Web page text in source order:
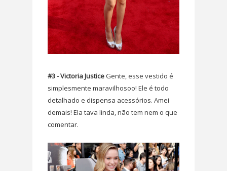
#3 - Victoria Justice Gente, esse vestido é
simplesmente maravilhosoo! Ele é todo
detalhado e dispensa acessórios. Amei
demais! Ela tava linda, não tem nem o que
comentar.